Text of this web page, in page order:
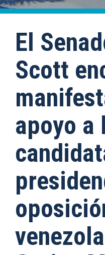
El
Scott
apoyo a